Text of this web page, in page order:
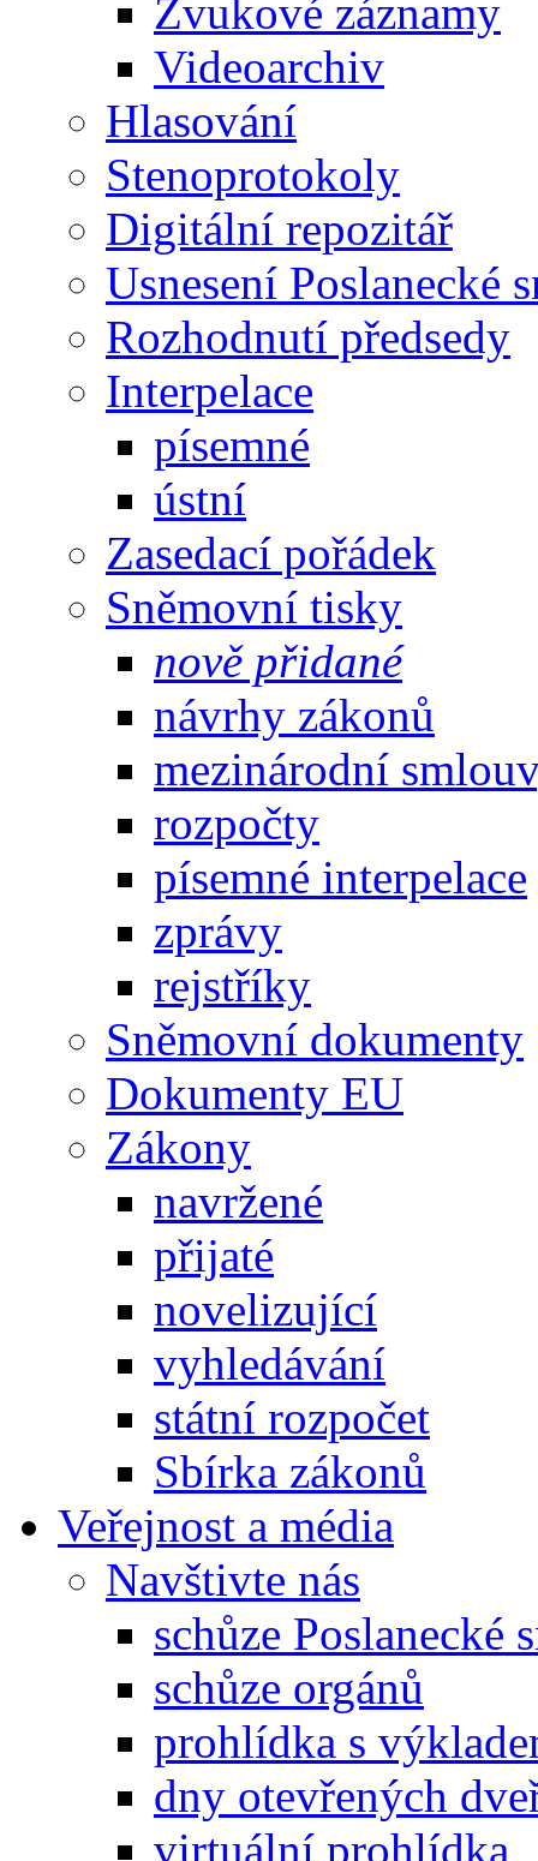
Zvukové záznamy
Videoarchiv
Hlasování
Stenoprotokoly
Digitální repozitář
Usnesení Poslanecké
Rozhodnutí předsedy
Interpelace
písemné
ústní
Zasedací pořádek
Sněmovní tisky
nově přidané
návrhy zákonů
mezinárodní
rozpočty
písemné interpelace
zprávy
rejstříky
Sněmovní dokumenty
Dokumenty EU
Zákony
navržené
přijaté
novelizující
vyhledávání
státní rozpočet
Sbírka zákonů
Veřejnost a média
Navštivte nás
schůze Poslanecké
schůze orgánů
prohlídka s
dny otevřených
virtuální prohlídka